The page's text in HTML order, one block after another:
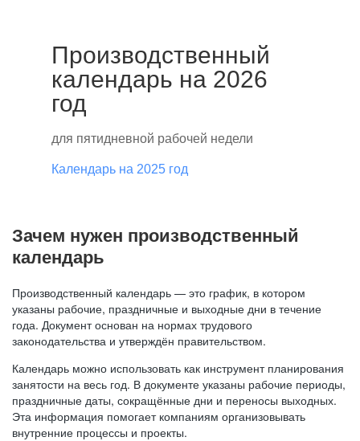
Производственный
календарь на 2026
год
для пятидневной рабочей недели
Календарь на 2025 год
Зачем нужен производственный
календарь
Производственный календарь — это график, в котором
указаны рабочие, праздничные и выходные дни в течение
года. Документ основан на нормах трудового
законодательства и утверждён правительством.
Календарь можно использовать как инструмент планирования
занятости на весь год. В документе указаны рабочие периоды,
праздничные даты, сокращённые дни и переносы выходных.
Эта информация помогает компаниям организовывать
внутренние процессы и проекты.